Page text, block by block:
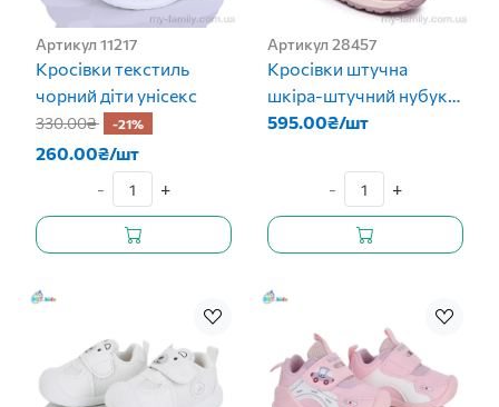
Артикул 11217
Кросівки текстиль
чорний діти унісекс
330.00₴ -21%
260.00₴/шт
-
+
Артикул 28457
Кросівки штучна
шкіра-штучний нубук
рожевий діти дівчинка
595.00₴/шт
- +